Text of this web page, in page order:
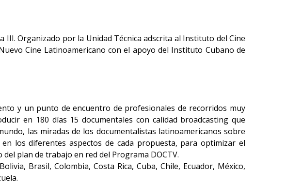
III. Organizado por la Unidad Técnica adscrita al Instituto del Cine
Cine Latinoamericano con el apoyo del Instituto Cubano de
y un punto de encuentro de profesionales de recorridos muy
en 180 días 15 documentales con calidad broadcasting que
las miradas de los documentalistas latinoamericanos sobre
los diferentes aspectos de cada propuesta, para optimizar el
plan de trabajo en red del Programa DOCTV.
Brasil, Colombia, Costa Rica, Cuba, Chile, Ecuador, México,